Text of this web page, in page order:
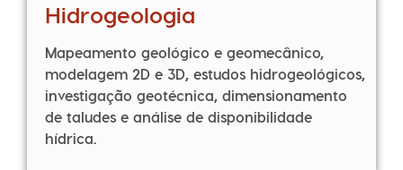
Hidrogeologia
Mapeamento geológico e geomecânico,
modelagem 2D e 3D, estudos hidrogeológicos,
investigação geotécnica, dimensionamento
de taludes e análise de disponibilidade
hídrica.